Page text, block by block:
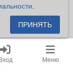
Вход Меню
характер и не
положениями
ПРИНЯТЬ